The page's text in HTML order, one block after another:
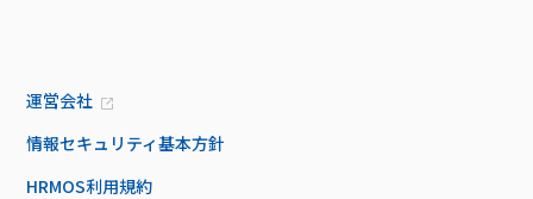
運営会社
情報セキュリティ基本方針
HRMOS利用規約